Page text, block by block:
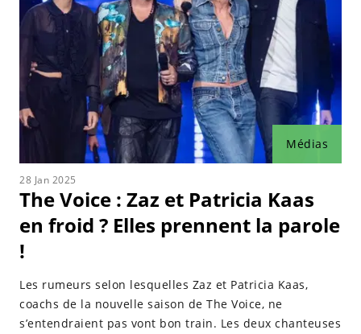
Médias
28 Jan 2025
The Voice : Zaz et Patricia Kaas
en froid ? Elles prennent la parole
!
Les rumeurs selon lesquelles Zaz et Patricia Kaas,
coachs de la nouvelle saison de The Voice, ne
s’entendraient pas vont bon train. Les deux chanteuses